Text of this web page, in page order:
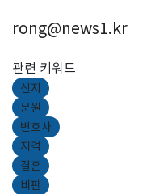
rong@news1.kr
관련 키워드
신지
문원
변호사
저격
결혼
비판